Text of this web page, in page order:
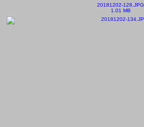
20181202-128.JPG
1.01 MB